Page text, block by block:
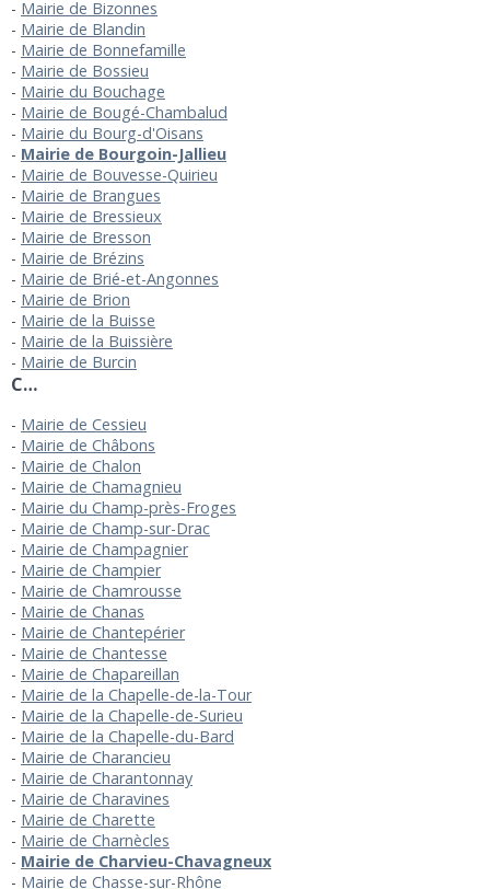
Mairie de Bizonnes
Mairie de Blandin
Mairie de Bonnefamille
Mairie de Bossieu
Mairie du Bouchage
Mairie de Bougé-Chambalud
Mairie du Bourg-d'Oisans
Mairie de Bourgoin-Jallieu
Mairie de Bouvesse-Quirieu
Mairie de Brangues
Mairie de Bressieux
Mairie de Bresson
Mairie de Brézins
Mairie de Brié-et-Angonnes
Mairie de Brion
Mairie de la Buisse
Mairie de la Buissière
Mairie de Burcin
C…
Mairie de Cessieu
Mairie de Châbons
Mairie de Chalon
Mairie de Chamagnieu
Mairie du Champ-près-Froges
Mairie de Champ-sur-Drac
Mairie de Champagnier
Mairie de Champier
Mairie de Chamrousse
Mairie de Chanas
Mairie de Chantepérier
Mairie de Chantesse
Mairie de Chapareillan
Mairie de la Chapelle-de-la-Tour
Mairie de la Chapelle-de-Surieu
Mairie de la Chapelle-du-Bard
Mairie de Charancieu
Mairie de Charantonnay
Mairie de Charavines
Mairie de Charette
Mairie de Charnècles
Mairie de Charvieu-Chavagneux
Mairie de Chasse-sur-Rhône